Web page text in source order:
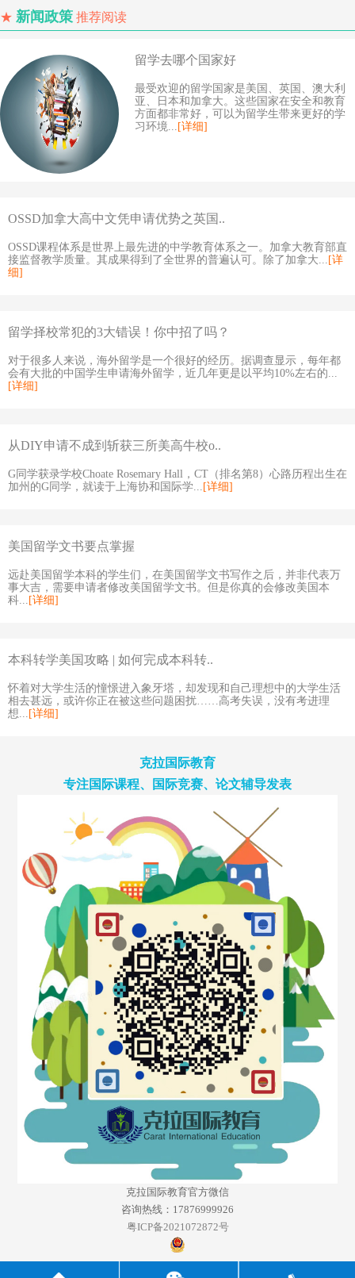
★ 新闻政策 推荐阅读
留学去哪个国家好
最受欢迎的留学国家是美国、英国、澳大利
亚、日本和加拿大。这些国家在安全和教育
方面都非常好，可以为留学生带来更好的学
习环境... [详细]
OSSD加拿大高中文凭申请优势之英国..
OSSD课程体系是世界上最先进的中学教育体系之一。加拿大教育部直
接监督教学质量。其成果得到了全世界的普遍认可。除了加拿大... [详
细]
留学择校常犯的3大错误！你中招了吗？
对于很多人来说，海外留学是一个很好的经历。据调查显示，每年都
会有大批的中国学生申请海外留学，近几年更是以平均10%左右的...
[详细]
从DIY申请不成到斩获三所美高牛校o..
G同学获录学校Choate Rosemary Hall，CT（排名第8）心路历程出生在
加州的G同学，就读于上海协和国际学... [详细]
美国留学文书要点掌握
远赴美国留学本科的学生们，在美国留学文书写作之后，并非代表万
事大吉，需要申请者修改美国留学文书。但是你真的会修改美国本
科... [详细]
本科转学美国攻略 | 如何完成本科转..
怀着对大学生活的憧憬进入象牙塔，却发现和自己理想中的大学生活
相去甚远，或许你正在被这些问题困扰……高考失误，没有考进理
想... [详细]
克拉国际教育
专注国际课程、国际竞赛、论文辅导发表
克拉国际教育官方微信
咨询热线：17876999926
粤ICP备2021072872号